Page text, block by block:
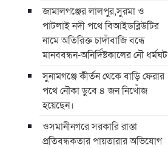
জামালগঞ্জের লালপুর,সুরমা ও
পাটলাই নদী পথে বিআইডব্লিউটির
নামে অতিরিক্ত চাদাঁবাজি বন্ধে
মানববন্ধন-অনির্দিষ্টকালের নৌ ধর্মঘট
সুনামগঞ্জে কীর্তন থেকে বাড়ি ফেরার
পথে নৌকা ডুবে ৪ জন নিখোঁজ
হয়েছেন।
ওসমানীনগরে সরকারি রাস্তা
প্রতিবন্ধকতার পায়তারার অভিযোগ